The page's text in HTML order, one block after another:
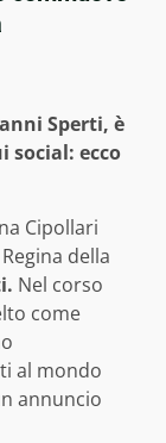
Sperti, è
social: ecco
Cipollari
della
Nel corso
come
al mondo
annuncio